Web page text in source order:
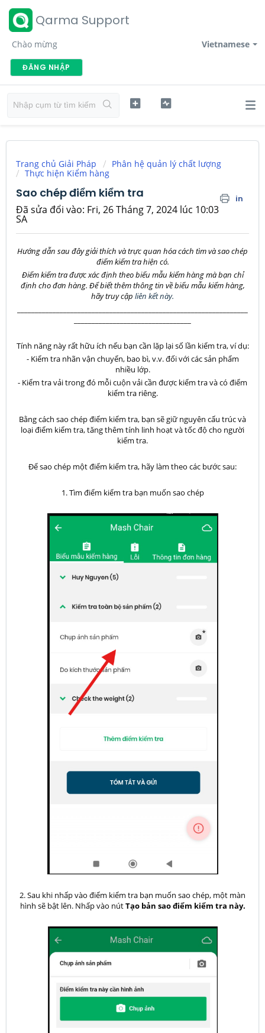
Qarma Support
Vietnamese
Chào mừng
ĐĂNG NHẬP
Trang chủ Giải Pháp
Phân hệ quản lý chất lượng
Thực hiện Kiểm hàng
Sao chép điểm kiểm tra in
Đã sửa đổi vào: Fri, 26 Tháng 7, 2024 lúc 10:03
SA
Hướng dẫn sau đây giải thích và trực quan hóa cách tìm và sao chép
điểm kiểm tra hiện có.
Điểm kiểm tra được xác định theo biểu mẫu kiểm hàng mà bạn chỉ
định cho đơn hàng. Để biết thêm thông tin về biểu mẫu kiểm hàng,
hãy truy cập liên kết này.
Tính năng này rất hữu ích nếu bạn cần lặp lại số lần kiểm tra, ví dụ:
- Kiểm tra nhãn vận chuyển, bao bì, v.v. đối với các sản phẩm
nhiều lớp.
- Kiểm tra vải trong đó mỗi cuộn vải cần được kiểm tra và có điểm
kiểm tra riêng.
Bằng cách sao chép điểm kiểm tra, bạn sẽ giữ nguyên cấu trúc và
loại điểm kiểm tra, tăng thêm tính linh hoạt và tốc độ cho người
kiểm tra.
Để sao chép một điểm kiểm tra, hãy làm theo các bước sau:
1. Tìm điểm kiểm tra bạn muốn sao chép
2. Sau khi nhấp vào điểm kiểm tra bạn muốn sao chép, một màn
hình sẽ bật lên. Nhấp vào nútTạo bản sao điểm kiểm tra này.